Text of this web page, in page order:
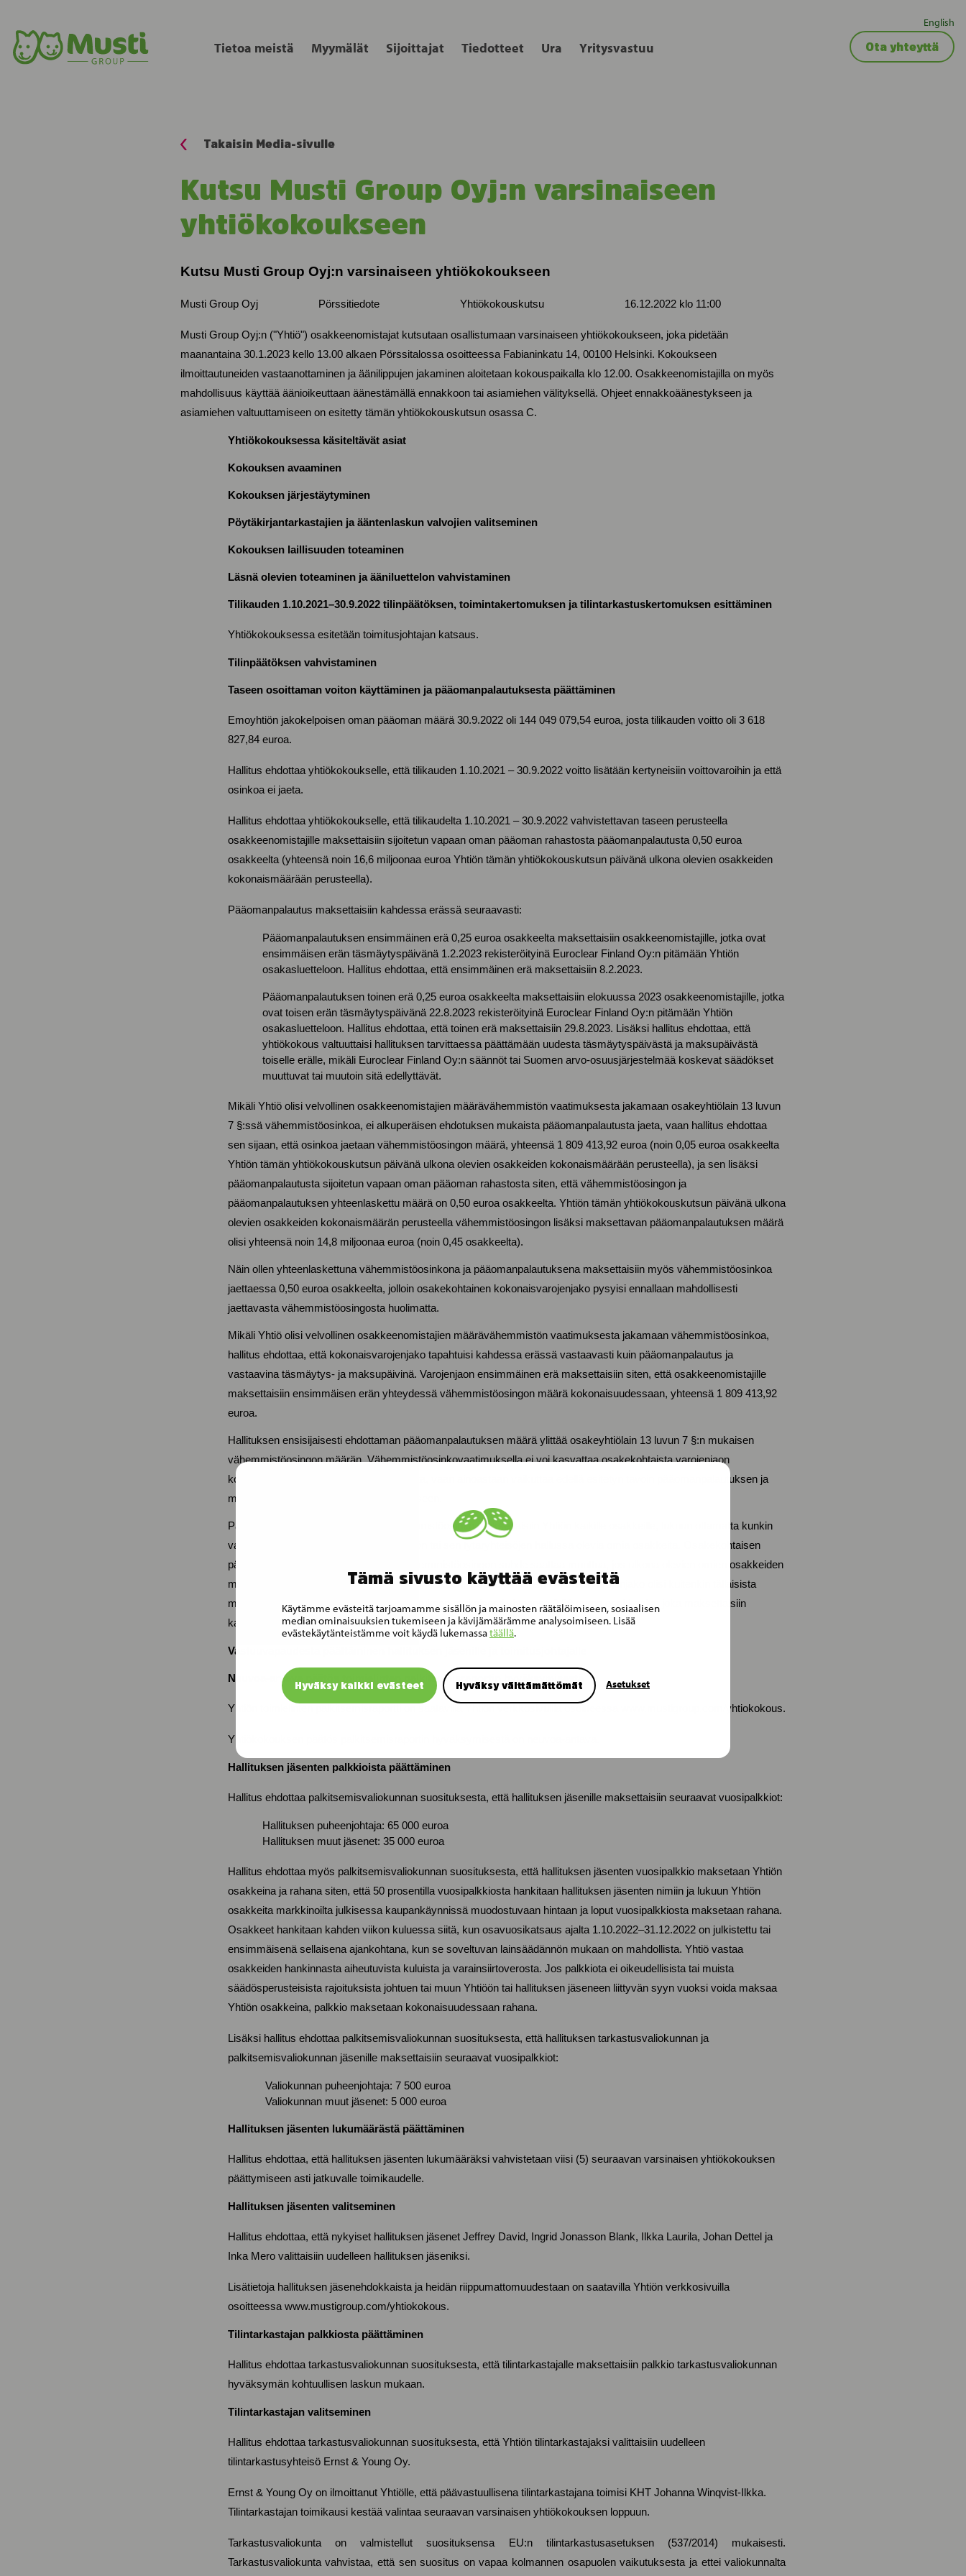
Tämä sivusto käyttää evästeitä
Käytämme evästeitä tarjoamamme sisällön ja mainosten räätälöimiseen, sosiaalisen
median ominaisuuksien tukemiseen ja kävijämäärämme analysoimiseen. Lisää
evästekäytänteistämme voit käydä lukemassatäällä.
Hyväksy kaikki evästeet Hyväksy välttämättömät Asetukset
English
Tietoa meistä Myymälät Sijoittajat Tiedotteet Ura Yritysvastuu Ota yhteyttä
Takaisin Media-sivulle
Kutsu Musti Group Oyj:n varsinaiseen
yhtiökokoukseen
Kutsu Musti Group Oyj:n varsinaiseen yhtiökokoukseen
Musti Group Oyj Pörssitiedote Yhtiökokouskutsu 16.12.2022 klo 11:00
Musti Group Oyj:n ("Yhtiö") osakkeenomistajat kutsutaan osallistumaan varsinaiseen yhtiökokoukseen, joka pidetään
maanantaina 30.1.2023 kello 13.00 alkaen Pörssitalossa osoitteessa Fabianinkatu 14, 00100 Helsinki. Kokoukseen
ilmoittautuneiden vastaanottaminen ja äänilippujen jakaminen aloitetaan kokouspaikalla klo 12.00. Osakkeenomistajilla on myös
mahdollisuus käyttää äänioikeuttaan äänestämällä ennakkoon tai asiamiehen välityksellä. Ohjeet ennakkoäänestykseen ja
asiamiehen valtuuttamiseen on esitetty tämän yhtiökokouskutsun osassa C.
Yhtiökokouksessa käsiteltävät asiat
Kokouksen avaaminen
Kokouksen järjestäytyminen
Pöytäkirjantarkastajien ja ääntenlaskun valvojien valitseminen
Kokouksen laillisuuden toteaminen
Läsnä olevien toteaminen ja ääniluettelon vahvistaminen
Tilikauden 1.10.2021–30.9.2022 tilinpäätöksen, toimintakertomuksen ja tilintarkastuskertomuksen esittäminen
Yhtiökokouksessa esitetään toimitusjohtajan katsaus.
Tilinpäätöksen vahvistaminen
Taseen osoittaman voiton käyttäminen ja pääomanpalautuksesta päättäminen
Emoyhtiön jakokelpoisen oman pääoman määrä 30.9.2022 oli 144 049 079,54 euroa, josta tilikauden voitto oli 3 618
827,84 euroa.
Hallitus ehdottaa yhtiökokoukselle, että tilikauden 1.10.2021 – 30.9.2022 voitto lisätään kertyneisiin voittovaroihin ja että
osinkoa ei jaeta.
Hallitus ehdottaa yhtiökokoukselle, että tilikaudelta 1.10.2021 – 30.9.2022 vahvistettavan taseen perusteella
osakkeenomistajille maksettaisiin sijoitetun vapaan oman pääoman rahastosta pääomanpalautusta 0,50 euroa
osakkeelta (yhteensä noin 16,6 miljoonaa euroa Yhtiön tämän yhtiökokouskutsun päivänä ulkona olevien osakkeiden
kokonaismäärään perusteella).
Pääomanpalautus maksettaisiin kahdessa erässä seuraavasti:
Pääomanpalautuksen ensimmäinen erä 0,25 euroa osakkeelta maksettaisiin osakkeenomistajille, jotka ovat
ensimmäisen erän täsmäytyspäivänä 1.2.2023 rekisteröityinä Euroclear Finland Oy:n pitämään Yhtiön
osakasluetteloon. Hallitus ehdottaa, että ensimmäinen erä maksettaisiin 8.2.2023.
Pääomanpalautuksen toinen erä 0,25 euroa osakkeelta maksettaisiin elokuussa 2023 osakkeenomistajille, jotka
ovat toisen erän täsmäytyspäivänä 22.8.2023 rekisteröityinä Euroclear Finland Oy:n pitämään Yhtiön
osakasluetteloon. Hallitus ehdottaa, että toinen erä maksettaisiin 29.8.2023. Lisäksi hallitus ehdottaa, että
yhtiökokous valtuuttaisi hallituksen tarvittaessa päättämään uudesta täsmäytyspäivästä ja maksupäivästä
toiselle erälle, mikäli Euroclear Finland Oy:n säännöt tai Suomen arvo-osuusjärjestelmää koskevat säädökset
muuttuvat tai muutoin sitä edellyttävät.
Mikäli Yhtiö olisi velvollinen osakkeenomistajien määrävähemmistön vaatimuksesta jakamaan osakeyhtiölain 13 luvun
7 §:ssä vähemmistöosinkoa, ei alkuperäisen ehdotuksen mukaista pääomanpalautusta jaeta, vaan hallitus ehdottaa
sen sijaan, että osinkoa jaetaan vähemmistöosingon määrä, yhteensä 1 809 413,92 euroa (noin 0,05 euroa osakkeelta
Yhtiön tämän yhtiökokouskutsun päivänä ulkona olevien osakkeiden kokonaismäärään perusteella), ja sen lisäksi
pääomanpalautusta sijoitetun vapaan oman pääoman rahastosta siten, että vähemmistöosingon ja
pääomanpalautuksen yhteenlaskettu määrä on 0,50 euroa osakkeelta. Yhtiön tämän yhtiökokouskutsun päivänä ulkona
olevien osakkeiden kokonaismäärän perusteella vähemmistöosingon lisäksi maksettavan pääomanpalautuksen määrä
olisi yhteensä noin 14,8 miljoonaa euroa (noin 0,45 osakkeelta).
Näin ollen yhteenlaskettuna vähemmistöosinkona ja pääomanpalautuksena maksettaisiin myös vähemmistöosinkoa
jaettaessa 0,50 euroa osakkeelta, jolloin osakekohtainen kokonaisvarojenjako pysyisi ennallaan mahdollisesti
jaettavasta vähemmistöosingosta huolimatta.
Mikäli Yhtiö olisi velvollinen osakkeenomistajien määrävähemmistön vaatimuksesta jakamaan vähemmistöosinkoa,
hallitus ehdottaa, että kokonaisvarojenjako tapahtuisi kahdessa erässä vastaavasti kuin pääomanpalautus ja
vastaavina täsmäytys- ja maksupäivinä. Varojenjaon ensimmäinen erä maksettaisiin siten, että osakkeenomistajille
maksettaisiin ensimmäisen erän yhteydessä vähemmistöosingon määrä kokonaisuudessaan, yhteensä 1 809 413,92
euroa.
Hallituksen ensisijaisesti ehdottaman pääomanpalautuksen määrä ylittää osakeyhtiölain 13 luvun 7 §:n mukaisen
vähemmistöosingon määrän. Vähemmistöosinkovaatimuksella ei voi kasvattaa osakekohtaista varojenjaon
kokonaismäärää hallituksen ehdottomasta, vaan ainoastaan vaikuttaa edellä esitetyn tavoin pääomanpalautuksen ja
mahdollisen vähemmistöosingon suhteeseen.
Pääomanpalautus ja mahdollinen vähemmistöosinko maksettaisiin Yhtiön kaikille osakkeille
, lukuun ottamatta kunkin
varojenjaon erän täsmäytyspäivänä Yhtiön tai sen tytäryhteisöjen hallussa olevia omia osakkeita. Osakekohtaisen
pääomanpalautuksen ja mahdollisen vähemmistöosingon suhde saattaa muuttua, jos ulkona olevien omien osakkeiden
määrä muuttuisi tämän yhtiökokouskutsun jälkeen. Osakekohtainen kokonaisvarojenjako olisi kuitenkin tällaisista
muutoksista riippumatta hallituksen ehdotuksen mukaisesti yhteensä 0,50 euroa osakkeelta, joka maksettaisiin
kahdessa erässä, kumpikin 0,25 euroa osakkeelta.
Vastuuvapaudesta päättäminen hallituksen jäsenille ja toimitusjohtajalle
Neuvoa-antava päätös toimielinten palkitsemisraportin hyväksymisestä
Yhtiön toimielinten palkitsemisraportti on saatavilla Yhtiön verkkosivuilla osoitteessa www.mustigroup.com/yhtiokokous.
Yhtiökokouksen päätös palkitsemisraportin hyväksymisestä on neuvoa-antava.
Hallituksen jäsenten palkkioista päättäminen
Hallitus ehdottaa palkitsemisvaliokunnan suosituksesta, että hallituksen jäsenille maksettaisiin seuraavat vuosipalkkiot:
Hallituksen puheenjohtaja: 65 000 euroa
Hallituksen muut jäsenet: 35 000 euroa
Hallitus ehdottaa myös palkitsemisvaliokunnan suosituksesta, että hallituksen jäsenten vuosipalkkio maksetaan Yhtiön
osakkeina ja rahana siten, että 50 prosentilla vuosipalkkiosta hankitaan hallituksen jäsenten nimiin ja lukuun Yhtiön
osakkeita markkinoilta julkisessa kaupankäynnissä muodostuvaan hintaan ja loput vuosipalkkiosta maksetaan rahana.
Osakkeet hankitaan kahden viikon kuluessa siitä, kun osavuosikatsaus ajalta 1.10.2022–31.12.2022 on julkistettu tai
ensimmäisenä sellaisena ajankohtana, kun se soveltuvan lainsäädännön mukaan on mahdollista. Yhtiö vastaa
osakkeiden hankinnasta aiheutuvista kuluista ja varainsiirtoverosta. Jos palkkiota ei oikeudellisista tai muista
säädösperusteisista rajoituksista johtuen tai muun Yhtiöön tai hallituksen jäseneen liittyvän syyn vuoksi voida maksaa
Yhtiön osakkeina, palkkio maksetaan kokonaisuudessaan rahana.
Lisäksi hallitus ehdottaa palkitsemisvaliokunnan suosituksesta, että hallituksen tarkastusvaliokunnan ja
palkitsemisvaliokunnan jäsenille maksettaisiin seuraavat vuosipalkkiot:
Valiokunnan puheenjohtaja: 7 500 euroa
Valiokunnan muut jäsenet: 5 000 euroa
Hallituksen jäsenten lukumäärästä päättäminen
Hallitus ehdottaa, että hallituksen jäsenten lukumääräksi vahvistetaan viisi (5) seuraavan varsinaisen yhtiökokouksen
päättymiseen asti jatkuvalle toimikaudelle.
Hallituksen jäsenten valitseminen
Hallitus ehdottaa, että nykyiset hallituksen jäsenet Jeffrey David, Ingrid Jonasson Blank, Ilkka Laurila, Johan Dettel ja
Inka Mero valittaisiin uudelleen hallituksen jäseniksi.
Lisätietoja hallituksen jäsenehdokkaista ja heidän riippumattomuudestaan on saatavilla Yhtiön verkkosivuilla
osoitteessa www.mustigroup.com/yhtiokokous.
Tilintarkastajan palkkiosta päättäminen
Hallitus ehdottaa tarkastusvaliokunnan suosituksesta, että tilintarkastajalle maksettaisiin palkkio tarkastusvaliokunnan
hyväksymän kohtuullisen laskun mukaan.
Tilintarkastajan valitseminen
Hallitus ehdottaa tarkastusvaliokunnan suosituksesta, että Yhtiön tilintarkastajaksi valittaisiin uudelleen
tilintarkastusyhteisö Ernst & Young Oy.
Ernst & Young Oy on ilmoittanut Yhtiölle, että päävastuullisena tilintarkastajana toimisi KHT Johanna Winqvist-Ilkka.
Tilintarkastajan toimikausi kestää valintaa seuraavan varsinaisen yhtiökokouksen loppuun.
Tarkastusvaliokunta on valmistellut suosituksensa EU:n tilintarkastusasetuksen (537/2014) mukaisesti.
Tarkastusvaliokunta vahvistaa, että sen suositus on vapaa kolmannen osapuolen vaikutuksesta ja ettei valiokunnalta